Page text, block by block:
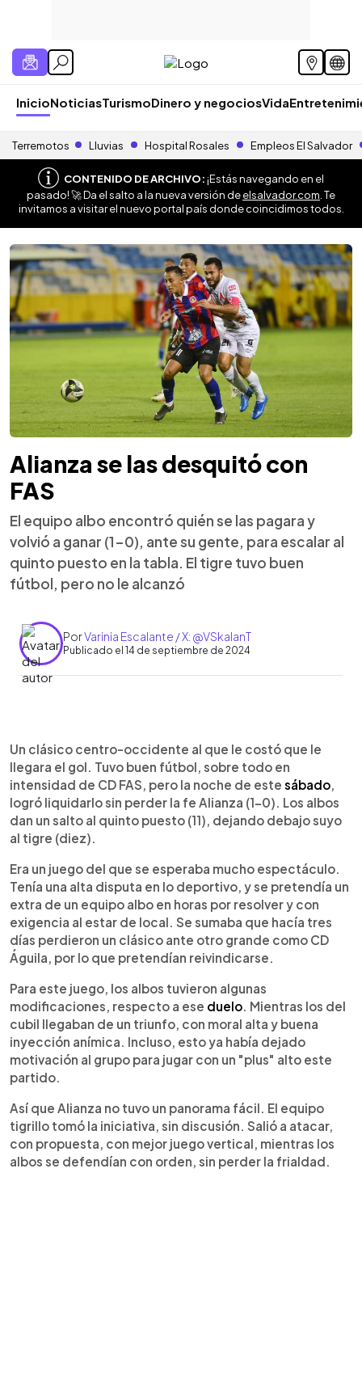
InicioNoticiasTurismoDinero y negociosVida
Terremotos Lluvias Hospital Rosales Empleos El Salvador
CONTENIDO DE ARCHIVO:¡Estás navegando en el
pasado! 🚀 Da el salto a la nueva versión deelsalvador.com . Te
invitamos a visitar el nuevo portal país donde coincidimos todos.
Alianza se las desquitó con
FAS
El equipo albo encontró quién se las pagara y
volvió a ganar (1-0), ante su gente, para escalar al
quinto puesto en la tabla. El tigre tuvo buen
fútbol, pero no le alcanzó
PorVarinia Escalante / X: @VSkalanT
Publicado el 14 de septiembre de 2024
► Escuchar artículo
Un clásico centro-occidente al que le costó que le
llegara el gol. Tuvo buen fútbol, sobre todo en
intensidad de CD FAS, pero la noche de este sábado
logró liquidarlo sin perder la fe Alianza (1-0). Los albos
dan un salto al quinto puesto (11), dejando debajo suyo
al tigre (diez).
Era un juego del que se esperaba mucho espectáculo.
Tenía una alta disputa en lo deportivo, y se pretendía un
extra de un equipo albo en horas por resolver y con
exigencia al estar de local. Se sumaba que hacía tres
días perdieron un clásico ante otro grande como CD
Águila, por lo que pretendían reivindicarse.
Para este juego, los albos tuvieron algunas
modificaciones, respecto a ese duelo . Mientras los del
cubil llegaban de un triunfo, con moral alta y buena
inyección anímica. Incluso, esto ya había dejado
motivación al grupo para jugar con un "plus" alto este
partido.
Así que Alianza no tuvo un panorama fácil. El equipo
tigrillo tomó la iniciativa, sin discusión. Salió a atacar,
con propuesta, con mejor juego vertical, mientras los
albos se defendían con orden, sin perder la frialdad.